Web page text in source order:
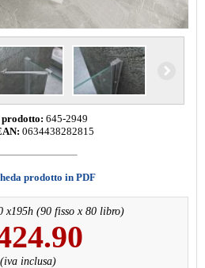
prodotto: 645-2949
0634438282815
prodotto in PDF
x195h (90 fisso x 80 libro)
(iva inclusa)